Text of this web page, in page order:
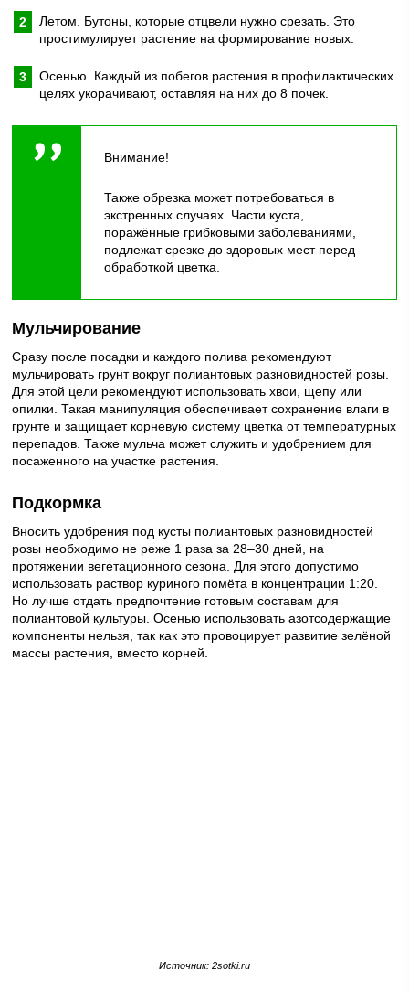
Летом. Бутоны, которые отцвели нужно срезать. Это
простимулирует растение на формирование новых.
Осенью. Каждый из побегов растения в профилактических
целях укорачивают, оставляя на них до 8 почек.
Внимание!
Также обрезка может потребоваться в
экстренных случаях. Части куста,
поражённые грибковыми заболеваниями,
подлежат срезке до здоровых мест перед
обработкой цветка.
Мульчирование
Сразу после посадки и каждого полива рекомендуют
мульчировать грунт вокруг полиантовых разновидностей розы.
Для этой цели рекомендуют использовать хвои, щепу или
опилки. Такая манипуляция обеспечивает сохранение влаги в
грунте и защищает корневую систему цветка от температурных
перепадов. Также мульча может служить и удобрением для
посаженного на участке растения.
Подкормка
Вносить удобрения под кусты полиантовых разновидностей
розы необходимо не реже 1 раза за 28–30 дней, на
протяжении вегетационного сезона. Для этого допустимо
использовать раствор куриного помёта в концентрации 1:20.
Но лучше отдать предпочтение готовым составам для
полиантовой культуры. Осенью использовать азотсодержащие
компоненты нельзя, так как это провоцирует развитие зелёной
массы растения, вместо корней.
Источник: 2sotki.ru